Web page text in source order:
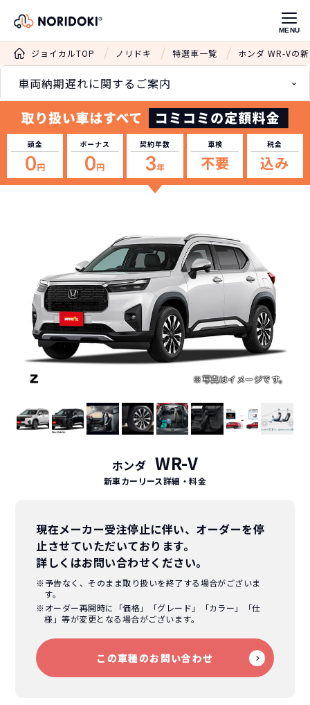
MENU
ジョイカルTOP ノリドキ 特選車一覧 ホンダ WR-Vの
車両納期遅れに関するご案内
頭金
0円
ボーナス
0円
契約年数
3年
車検
不要
税金
込み
ホンダ WR-V
新車カーリース詳細 ・料金
現在メーカー受注停止に伴い、オーダーを停
止させていただいております。
詳しくはお問い合わせください。
※予告なく、そのまま取り扱いを終了する場合がございま
す。
※オーダー再開時に「価格」「グレード」「カラー」「仕
様」等が変更となる場合がございます。
この車種のお問い合わせ